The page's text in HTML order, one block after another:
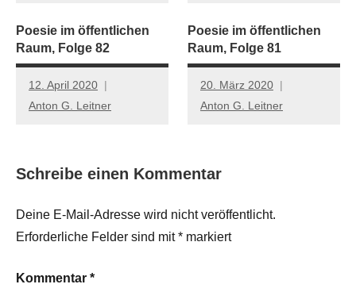
Poesie im öffentlichen
Raum, Folge 82
12. April 2020
Anton G. Leitner
Poesie im öffentlichen
Raum, Folge 81
20. März 2020
Anton G. Leitner
Schreibe einen Kommentar
Deine E-Mail-Adresse wird nicht veröffentlicht.
Erforderliche Felder sind mit* markiert
Kommentar *